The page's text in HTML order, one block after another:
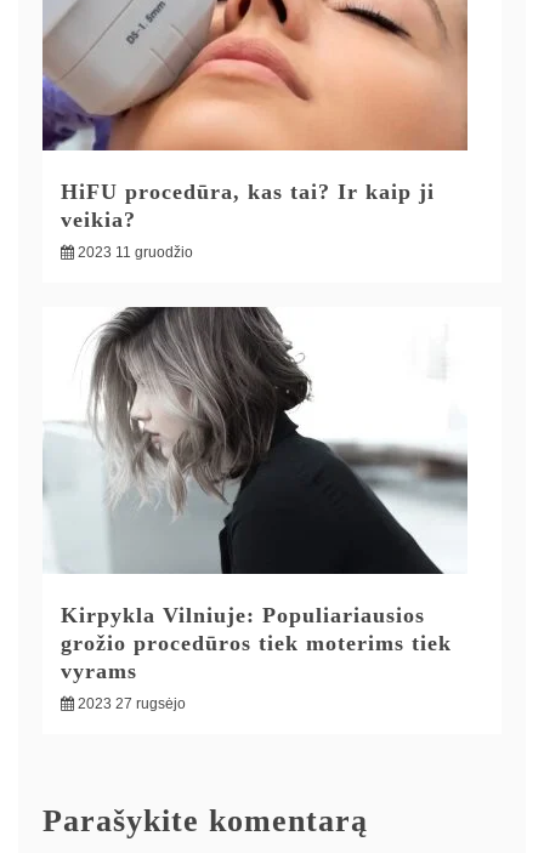
HiFU procedūra, kas tai? Ir kaip ji
veikia?
2023 11 gruodžio
Kirpykla Vilniuje: Populiariausios
grožio procedūros tiek moterims tiek
vyrams
2023 27 rugsėjo
Parašykite komentarą